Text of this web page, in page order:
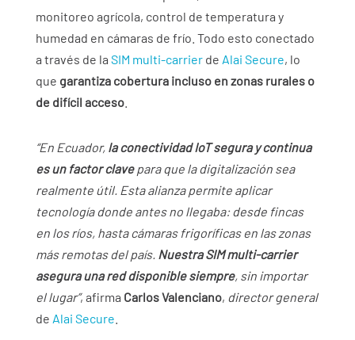
monitoreo agrícola, control de temperatura y
humedad en cámaras de frío. Todo esto conectado
a través de la SIM multi-carrierde Alai Secure, lo
que garantiza cobertura incluso en zonas rurales o
de difícil acceso.
“En Ecuador, la conectividad IoT segura y continua
es un factor clavepara que la digitalización sea
realmente útil. Esta alianza permite aplicar
tecnología donde antes no llegaba: desde fincas
en los ríos, hasta cámaras frigoríficas en las zonas
más remotas del país. Nuestra SIM multi-carrier
asegura una red disponible siempre, sin importar
el lugar”, afirma Carlos Valenciano, director general
de Alai Secure